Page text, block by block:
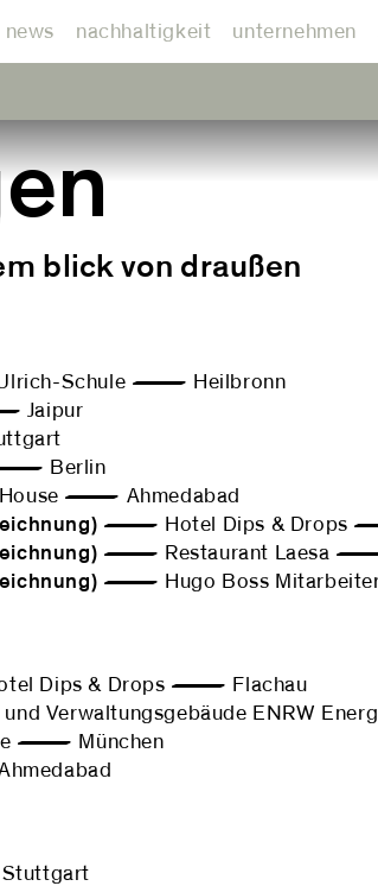
news nachhaltigkeit unternehmen
blick von draußen
Schule — Heilbronn
Berlin
— Ahmedabad
— Hotel Dips & Drops
— Restaurant Laesa —
— Hugo Boss
Dips & Drops — Flachau
Verwaltungsgebäude ENRW
— München